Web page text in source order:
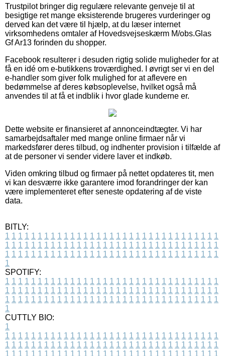
Trustpilot bringer dig regulære relevante genveje til at
besigtige ret mange eksisterende brugeres vurderinger og
derved kan det være til hjælp, at du læser internet
virksomhedens omtaler af Hovedsvejseskærm M/obs.Glas
Gf Ar13 forinden du shopper.
Facebook resulterer i desuden rigtig solide muligheder for at
få en idé om e-butikkens troværdighed. I øvrigt ser vi en del
e-handler som giver folk mulighed for at aflevere en
bedømmelse af deres købsoplevelse, hvilket også må
anvendes til at få et indblik i hvor glade kunderne er.
Dette website er finansieret af annonceindtægter. Vi har
samarbejdsaftaler med mange online firmaer når vi
markedsfører deres tilbud, og indhenter provision i tilfælde af
at de personer vi sender videre laver et indkøb.
Viden omkring tilbud og firmaer på nettet opdateres tit, men
vi kan desværre ikke garantere imod forandringer der kan
være implementeret efter seneste opdatering af de viste
data.
BITLY:
1 1 1 1 1 1 1 1 1 1 1 1 1 1 1 1 1 1 1 1 1 1 1 1 1 1 1 1 1 1 1 1 1
1 1 1 1 1 1 1 1 1 1 1 1 1 1 1 1 1 1 1 1 1 1 1 1 1 1 1 1 1 1 1 1 1
1 1 1 1 1 1 1 1 1 1 1 1 1 1 1 1 1 1 1 1 1 1 1 1 1 1 1 1 1 1 1 1 1
1
SPOTIFY:
1 1 1 1 1 1 1 1 1 1 1 1 1 1 1 1 1 1 1 1 1 1 1 1 1 1 1 1 1 1 1 1 1
1 1 1 1 1 1 1 1 1 1 1 1 1 1 1 1 1 1 1 1 1 1 1 1 1 1 1 1 1 1 1 1 1
1 1 1 1 1 1 1 1 1 1 1 1 1 1 1 1 1 1 1 1 1 1 1 1 1 1 1 1 1 1 1 1 1
1
CUTTLY BIO:
1
1 1 1 1 1 1 1 1 1 1 1 1 1 1 1 1 1 1 1 1 1 1 1 1 1 1 1 1 1 1 1 1 1
1 1 1 1 1 1 1 1 1 1 1 1 1 1 1 1 1 1 1 1 1 1 1 1 1 1 1 1 1 1 1 1 1
1 1 1 1 1 1 1 1 1 1 1 1 1 1 1 1 1 1 1 1 1 1 1 1 1 1 1 1 1 1 1 1 1